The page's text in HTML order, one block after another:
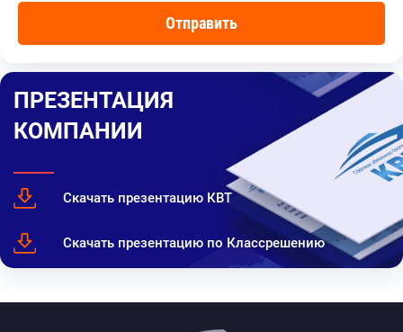
ПРЕЗЕНТАЦИЯ
КОМПАНИИ
Скачать презентацию КВТ
Скачать презентацию по Классрешению